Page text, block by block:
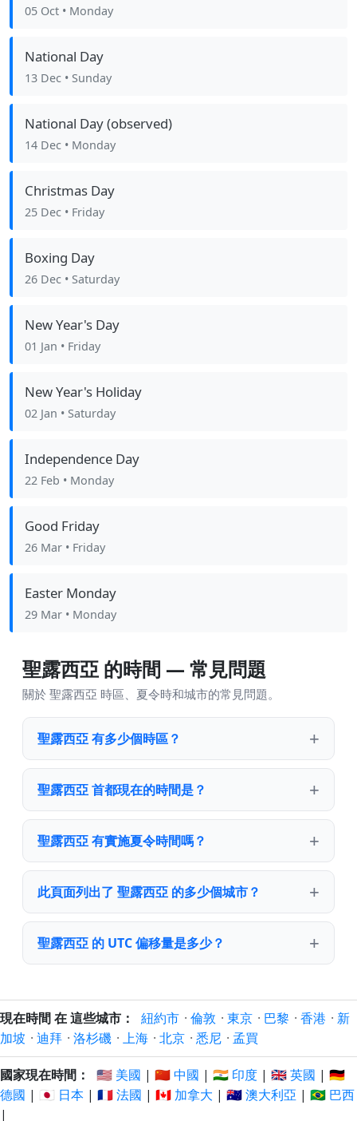
05 Oct • Monday
National Day
13 Dec • Sunday
National Day (observed)
14 Dec • Monday
Christmas Day
25 Dec • Friday
Boxing Day
26 Dec • Saturday
New Year's Day
01 Jan • Friday
New Year's Holiday
02 Jan • Saturday
Independence Day
22 Feb • Monday
Good Friday
26 Mar • Friday
Easter Monday
29 Mar • Monday
聖露西亞 的時間 — 常見問題
關於 聖露西亞 時區、夏令時和城市的常見問題。
聖露西亞 有多少個時區？
聖露西亞 首都現在的時間是？
聖露西亞 有實施夏令時間嗎？
此頁面列出了 聖露西亞 的多少個城市？
聖露西亞 的 UTC 偏移量是多少？
現在時間 在 這些城市： 紐約市 · 倫敦 · 東京 · 巴黎 · 香港 · 新
加坡 · 迪拜 · 洛杉磯 · 上海 · 北京 · 悉尼 · 孟買
國家現在時間： 🇺🇸 美國 | 🇨🇳 中國 | 🇮🇳 印度 | 🇬🇧 英國 | 🇩🇪
德國 | 🇯🇵 日本 | 🇫🇷 法國 | 🇨🇦 加拿大 | 🇦🇺 澳大利亞 | 🇧🇷 巴西
|